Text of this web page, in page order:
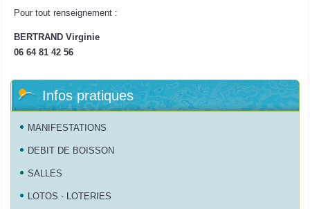
Pour tout renseignement :
BERTRAND Virginie
06 64 81 42 56
Infos pratiques
MANIFESTATIONS
DEBIT DE BOISSON
SALLES
LOTOS - LOTERIES